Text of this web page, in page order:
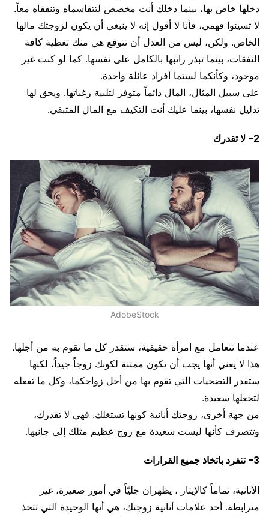
دخلها خاص بها، بينما دخلك أنت مخصص لتتقاسماه وتنفقاه معاً.
لا تسيئوا فهمي، فأنا لا أقول إنه لا ينبغي أن يكون لزوجتك مالها
الخاص. ولكن، ليس من العدل أن تتوقع هي منك تغطية كافة
النفقات، بينما تبذر راتبها بالكامل على نفسها. كما لو كنت غير
موجود، وكأنكما لستما أفراد عائلة واحدة.
على سبيل المثال، المال دائماً متوفر لتلبية رغباتها. ويحق لها
تدليل نفسها، بينما عليك أنت التكيف مع المال المتبقي.
2- لا تقدرك
AdobeStock
عندما تتعامل مع امرأة حقيقية، ستقدر كل ما تقوم به من أجلها.
هذا لا يعني أنها يجب أن تكون ممتنة لكونك زوجاً جيداً، لكنها
ستقدر التضحيات التي تقوم بها من أجل زواجكما، وكل ما تفعله
لتجعلها سعيدة.
من جهة أخرى، زوجتك أنانية كونها تستغلك. فهي لا تقدرك،
وتتصرف كأنها ليست سعيدة مع زوج عظيم مثلك إلى جانبها.
3- تنفرد باتخاذ جميع القرارات
الأنانية، تماماً كالإيثار ، يظهران جليّاً في أمور صغيرة، غير
مترابطة. أحد علامات أنانية زوجتك، هي أنها الوحيدة التي تتخذ